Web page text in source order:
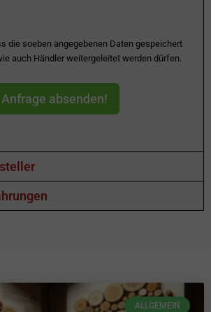
die soeben angegebenen Daten gespeichert
auch Händler weitergeleitet werden dürfen.
Anfrage absenden!
ALLGEMEIN